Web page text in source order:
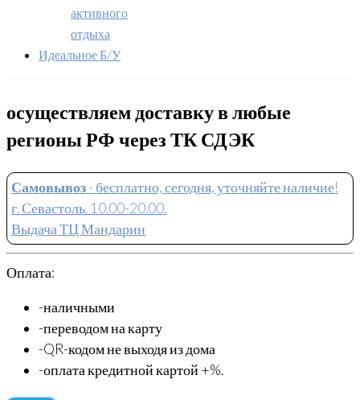
активного
отдыха
Идеальное Б/У
осуществляем доставку в любые
регионы РФ через ТК СДЭК
Самовывоз- бесплатно, сегодня, уточняйте наличие!
г. Севастоль. 10.00-20.00.
Выдача ТЦ Мандарин
Оплата:
-наличными
-переводом на карту
-QR-кодом не выходя из дома
-оплата кредитной картой +%.